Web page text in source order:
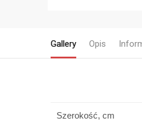
Gallery Opis
Szerokość, cm